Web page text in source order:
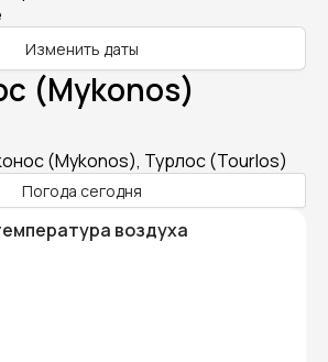
Изменить даты
(Mykonos)
(Mykonos), Турлос (Tourlos)
Погода сегодня
воздуха